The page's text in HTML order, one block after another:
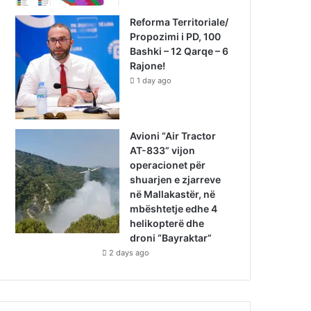
Reforma Territoriale/
Propozimi i PD, 100
Bashki – 12 Qarqe – 6
Rajone!
1 day ago
Avioni “Air Tractor
AT-833” vijon
operacionet për
shuarjen e zjarreve
në Mallakastër, në
mbështetje edhe 4
helikopterë dhe
droni “Bayraktar”
2 days ago